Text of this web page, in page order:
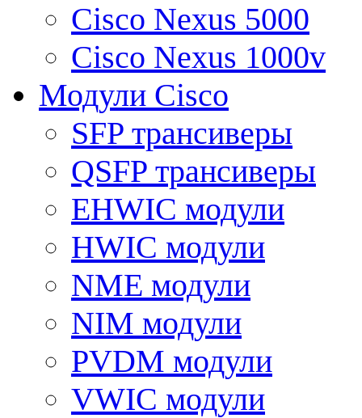
Cisco Nexus 5000
Cisco Nexus 1000v
Модули Cisco
SFP трансиверы
QSFP трансиверы
EHWIC модули
HWIC модули
NME модули
NIM модули
PVDM модули
VWIC модули